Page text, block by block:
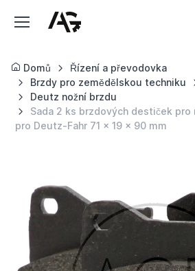
Domů
Řízení a převodovka
Brzdy pro zemědělskou techniku
Deutz nožní brzdu
Sada 2 ks brzdových destiček pro
pro Deutz-Fahr 71 x 19 x 90 mm